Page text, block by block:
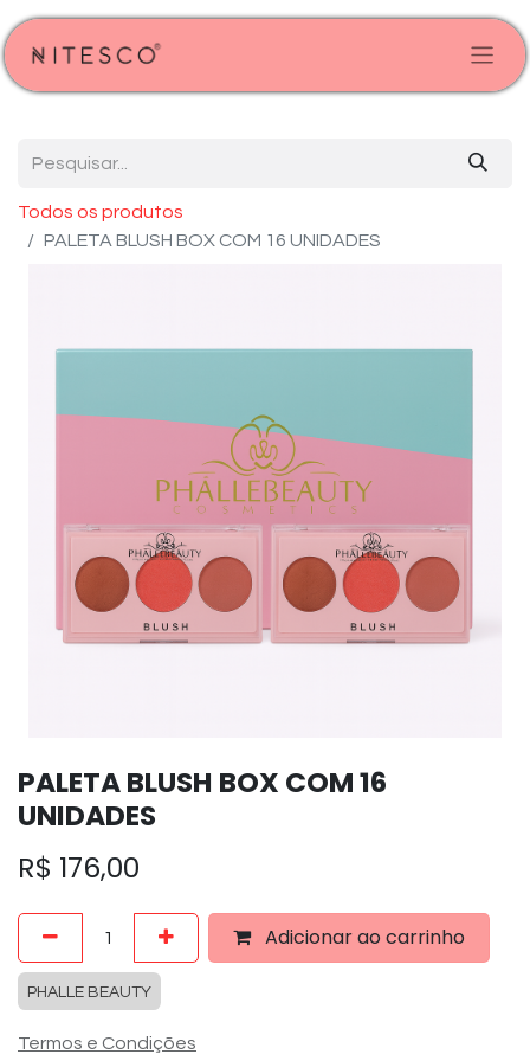
Todos os produtos
PALETA BLUSH BOX COM 16 UNIDADES
PALETA BLUSH BOX COM 16
UNIDADES
R$ 176,00
Adicionar ao carrinho
PHALLE BEAUTY
Termos e Condições